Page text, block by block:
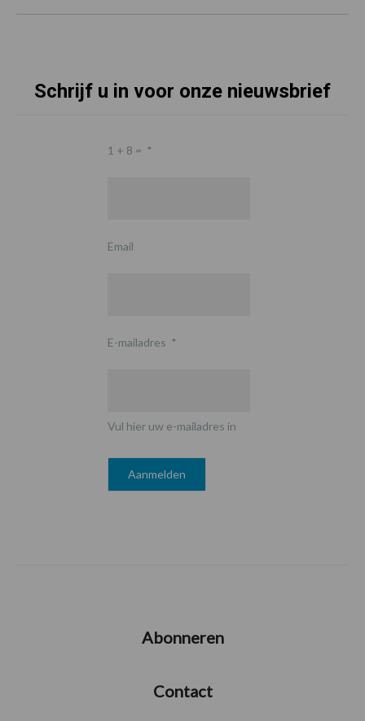
Schrijf u in voor onze nieuwsbrief
1 + 8 = *
Email
E-mailadres *
Vul hier uw e-mailadres in
Abonneren
Contact